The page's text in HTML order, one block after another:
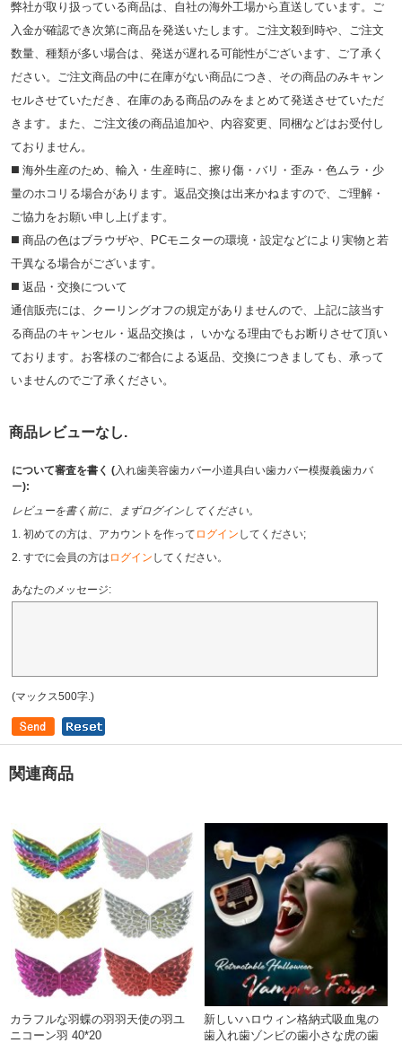
弊社が取り扱っている商品は、自社の海外工場から直送しています。ご
入金が確認でき次第に商品を発送いたします。ご注文殺到時や、ご注文
数量、種類が多い場合は、発送が遅れる可能性がございます、ご了承く
ださい。ご注文商品の中に在庫がない商品につき、その商品のみキャン
セルさせていただき、在庫のある商品のみをまとめて発送させていただ
きます。また、ご注文後の商品追加や、内容変更、同梱などはお受付し
ておりません。
◼️ 海外⽣産のため、輸⼊・⽣産時に、擦り傷・バリ・歪み・色ムラ・少
量のホコリる場合があります。返品交換は出来かねますので、ご理解・
ご協⼒をお願い申し上げます。
◼️ 商品の⾊はブラウザや、PCモニターの環境・設定などにより実物と若
⼲異なる場合がございます。
◼️ 返品・交換について
通信販売には、クーリングオフの規定がありませんので、上記に該当す
る商品のキャンセル・返品交換は， いかなる理由でもお断りさせて頂い
ております。お客様のご都合による返品、交換につきましても、承って
いませんのでご了承ください。
商品レビューなし.
について審査を書く (入れ歯美容歯カバー小道具白い歯カバー模擬義歯カバ
ー):
レビューを書く前に、まずログインしてください。
1. 初めての方は、アカウントを作って ログイン してください;
2. すでに会員の方は ログイン してください。
あなたのメッセージ:
(マックス500字.)
関連商品
カラフルな羽蝶の羽羽天使の羽ユ
ニコーン羽 40*20
新しいハロウィン格納式吸血鬼の
歯入れ歯ゾンビの歯小さな虎の歯